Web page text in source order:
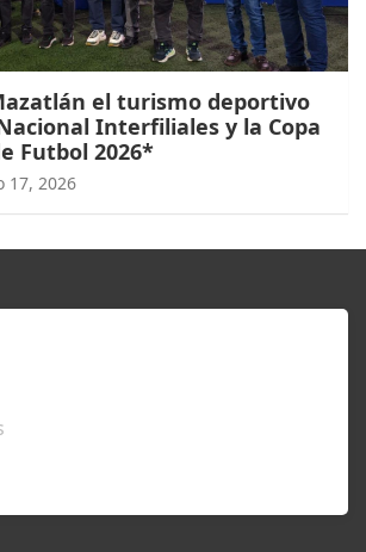
el turismo deportivo
Interfiliales y la Copa
Futbol 2026*
17, 2026